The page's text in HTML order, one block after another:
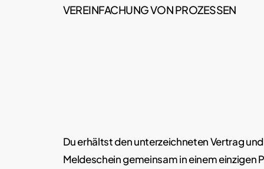
VEREINFACHUNG VON PROZESSEN
Du erhältst den unterzeichneten Vertrag
Meldeschein gemeinsam in einem einzigen